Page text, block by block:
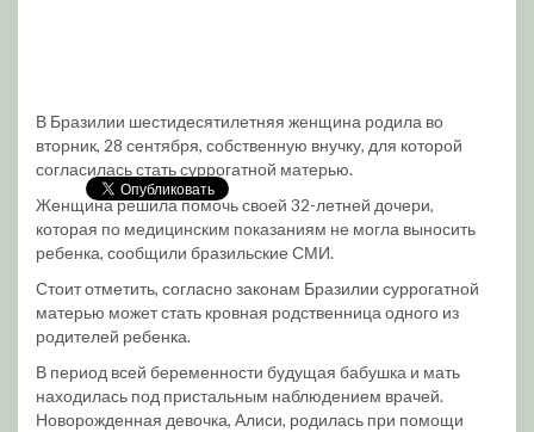
В Бразилии шестидесятилетняя женщина родила во
вторник, 28 сентября, собственную внучку, для которой
согласилась стать суррогатной матерью.
Женщина решила помочь своей 32-летней дочери,
которая по медицинским показаниям не могла выносить
ребенка, сообщили бразильские СМИ.
Стоит отметить, согласно законам Бразилии суррогатной
матерью может стать кровная родственница одного из
родителей ребенка.
В период всей беременности будущая бабушка и мать
находилась под пристальным наблюдением врачей.
Новорожденная девочка, Алиси, родилась при помощи